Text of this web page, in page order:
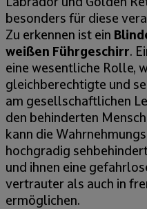
besonders für diese
Zu erkennen ist ein
weißen Führgeschirr.
eine wesentliche Rolle,
gleichberechtigte und
am gesellschaftlichen
den behinderten
kann die
hochgradig
und ihnen eine
vertrauter als auch in
ermöglichen.